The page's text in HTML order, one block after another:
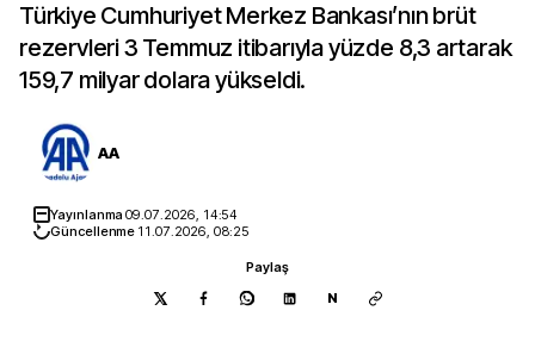
Türkiye Cumhuriyet Merkez Bankası’nın brüt
rezervleri 3 Temmuz itibarıyla yüzde 8,3 artarak
159,7 milyar dolara yükseldi.
AA
Yayınlanma09.07.2026, 14:54
Güncellenme 11.07.2026, 08:25
Paylaş
N